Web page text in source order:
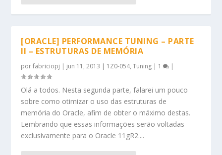
[ORACLE] PERFORMANCE TUNING – PARTE
II – ESTRUTURAS DE MEMÓRIA
porfabriciopj | jun 11, 2013 | 1Z0-054,Tuning | 1 |
Olá a todos. Nesta segunda parte, falarei um pouco
sobre como otimizar o uso das estruturas de
memória do Oracle, afim de obter o máximo destas.
Lembrando que essas informações serão voltadas
exclusivamente para o Oracle 11gR2....